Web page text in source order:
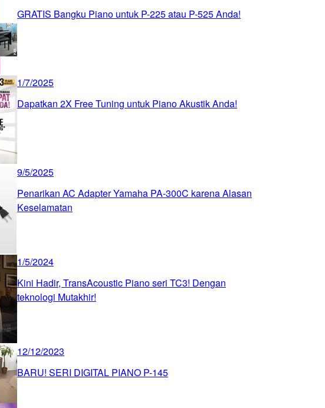
GRATIS Bangku Piano untuk P-225 atau P-525 Anda!
1/7/2025
Dapatkan 2X Free Tuning untuk Piano Akustik Anda!
9/5/2025
Penarikan AC Adapter Yamaha PA-300C karena Alasan
Keselamatan
1/5/2024
Kini Hadir, TransAcoustic Piano seri TC3! Dengan
teknologi Mutakhir!
12/12/2023
BARU! SERI DIGITAL PIANO P-145